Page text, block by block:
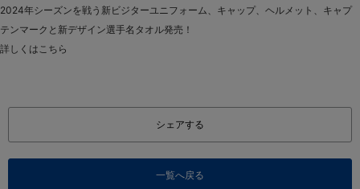
2024年シーズンを戦う新ビジターユニフォーム、キャップ、ヘルメット、キャプ
テンマークと新デザイン選手名タオル発売！
詳しくはこちら
シェアする
一覧へ戻る